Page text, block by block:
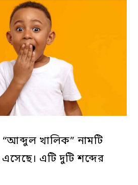
“আব্দুল খালিক” নামটি
এটি দুটি শব্দের